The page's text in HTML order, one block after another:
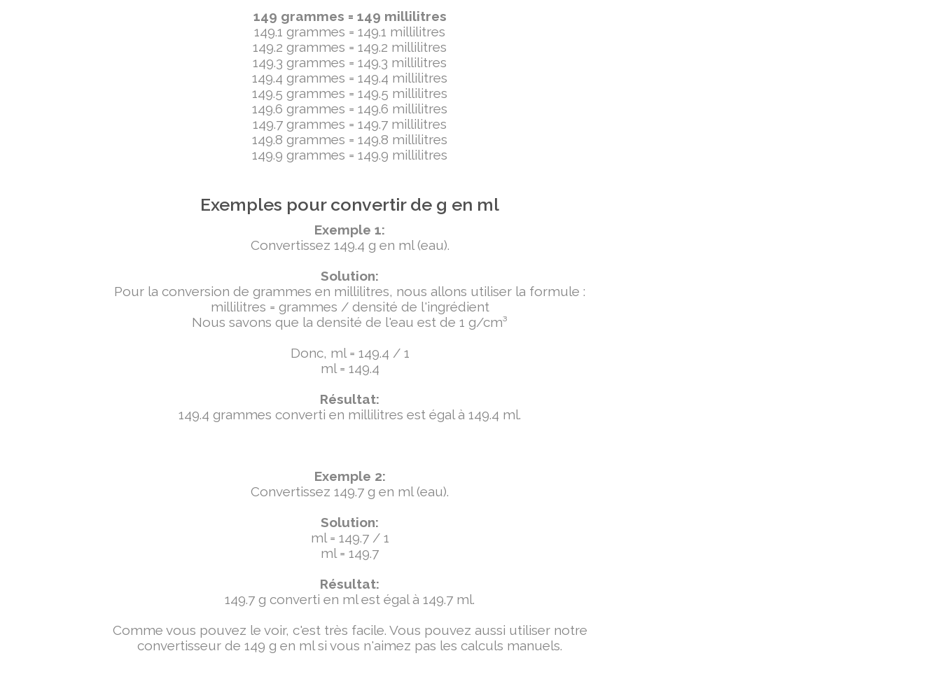
149 grammes = 149 millilitres
149.1 grammes = 149.1 millilitres
149.2 grammes = 149.2 millilitres
149.3 grammes = 149.3 millilitres
149.4 grammes = 149.4 millilitres
149.5 grammes = 149.5 millilitres
149.6 grammes = 149.6 millilitres
149.7 grammes = 149.7 millilitres
149.8 grammes = 149.8 millilitres
149.9 grammes = 149.9 millilitres
Exemples pour convertir de g en ml
Exemple 1:
Convertissez 149.4 g en ml (eau).
Solution:
Pour la conversion de grammes en millilitres, nous allons utiliser la formule :
millilitres = grammes / densité de l'ingrédient
Nous savons que la densité de l'eau est de 1 g/cm³
Donc, ml = 149.4 / 1
ml = 149.4
Résultat:
149.4 grammes converti en millilitres est égal à 149.4 ml.
Exemple 2:
Convertissez 149.7 g en ml (eau).
Solution:
ml = 149.7 / 1
ml = 149.7
Résultat:
149.7 g converti en ml est égal à 149.7 ml.
Comme vous pouvez le voir, c'est très facile. Vous pouvez aussi utiliser notre
convertisseur de 149 g en ml si vous n'aimez pas les calculs manuels.